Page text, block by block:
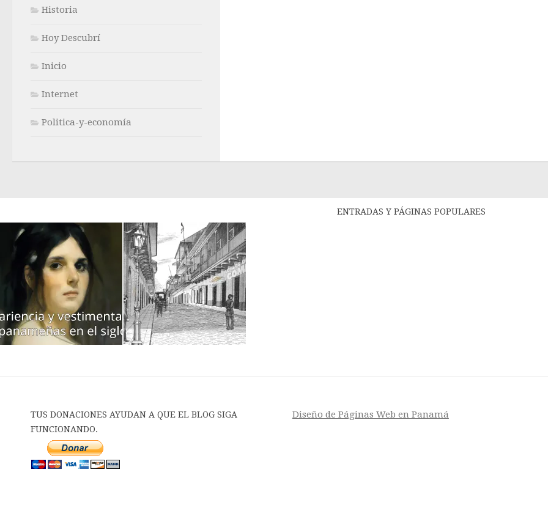
Historia
Hoy Descubrí
Inicio
Internet
Politica-y-economía
ENTRADAS Y PÁGINAS POPULARES
TUS DONACIONES AYUDAN A QUE EL BLOG SIGA
FUNCIONANDO.
Diseño de Páginas Web en Panamá